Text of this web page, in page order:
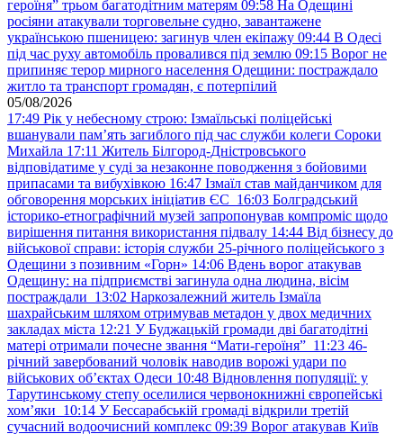
героїня” трьом багатодітним матерям 09:58 На Одещині
росіяни атакували торговельне судно, завантажене
українською пшеницею: загинув член екіпажу 09:44 В Одесі
під час руху автомобіль провалився під землю 09:15 Ворог не
припиняє терор мирного населення Одещини: постраждало
житло та транспорт громадян, є потерпілий
05/08/2026
17:49 Рік у небесному строю: Ізмаїльські поліцейські
вшанували пам’ять загиблого під час служби колеги Сороки
Михайла 17:11 Житель Білгород-Дністровського
відповідатиме у суді за незаконне поводження з бойовими
припасами та вибухівкою 16:47 Ізмаїл став майданчиком для
обговорення морських ініціатив ЄС 16:03 Болградський
історико-етнографічний музей запропонував компроміс щодо
вирішення питання використання підвалу 14:44 Від бізнесу до
військової справи: історія служби 25-річного поліцейського з
Одещини з позивним «Горн» 14:06 Вдень ворог атакував
Одещину: на підприємстві загинула одна людина, вісім
постраждали 13:02 Наркозалежний житель Ізмаїла
шахрайським шляхом отримував метадон у двох медичних
закладах міста 12:21 У Буджацькій громади дві багатодітні
матері отримали почесне звання “Мати-героїня” 11:23 46-
річний завербований чоловік наводив ворожі удари по
військових обʼєктах Одеси 10:48 Відновлення популяції: у
Тарутинському степу оселилися червонокнижні європейські
хом’яки 10:14 У Бессарабській громаді відкрили третій
сучасний водоочисний комплекс 09:39 Ворог атакував Київ